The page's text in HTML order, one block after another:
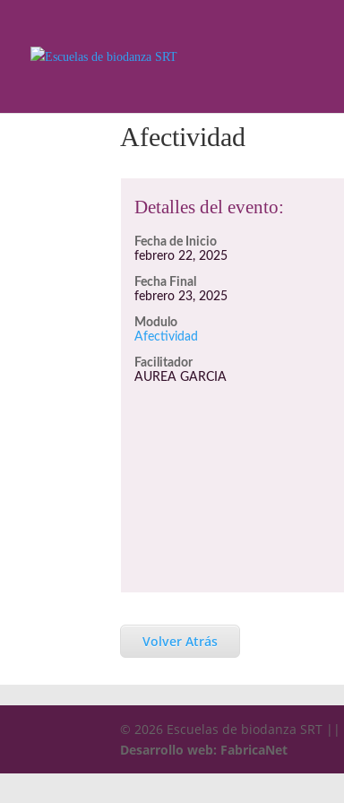
Afectividad
Detalles del evento:
Fecha de Inicio
febrero 22, 2025
Fecha Final
febrero 23, 2025
Modulo
Afectividad
Facilitador
AUREA GARCIA
Volver Atrás
© 2026 Escuelas de biodanza SRT ||
Desarrollo web: FabricaNet